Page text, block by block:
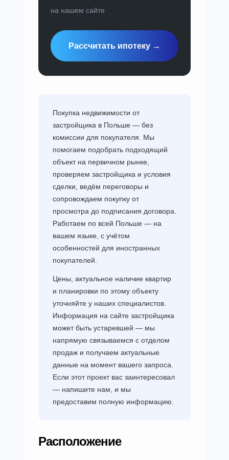
на нашем сайте
Рассчитать ипотеку →
Покупка недвижимости от
застройщика в Польше — без
комиссии для покупателя. Мы
помогаем подобрать подходящий
объект на первичном рынке,
проверяем застройщика и условия
сделки, ведём переговоры и
сопровождаем покупку от
просмотра до подписания договора.
Работаем по всей Польше — на
вашем языке, с учётом
особенностей для иностранных
покупателей.
Цены, актуальное наличие квартир
и планировки по этому объекту
уточняйте у наших специалистов.
Информация на сайте застройщика
может быть устаревшей — мы
напрямую связываемся с отделом
продаж и получаем актуальные
данные на момент вашего запроса.
Если этот проект вас заинтересовал
— напишите нам, и мы
предоставим полную информацию.
Расположение